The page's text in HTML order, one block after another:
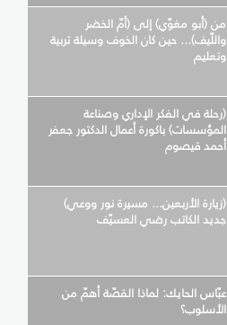
من (أبو مغوّي) إلى (أمّ الخضر
واللّيف)... حين كان الخوف وسيلة تربية
وتعليم
(رحلة في الفكر الإداري وصناعة
المؤسسات) باكورة أعمال الدكتور جعفر
أحمد قيصوم
(زيارة الأربعين... مسيرة نور ووعي)
جديد الكاتب رضي العسيّف
عبّاس الحايك: لماذا القصّة أهمّ من
الأسلوب؟